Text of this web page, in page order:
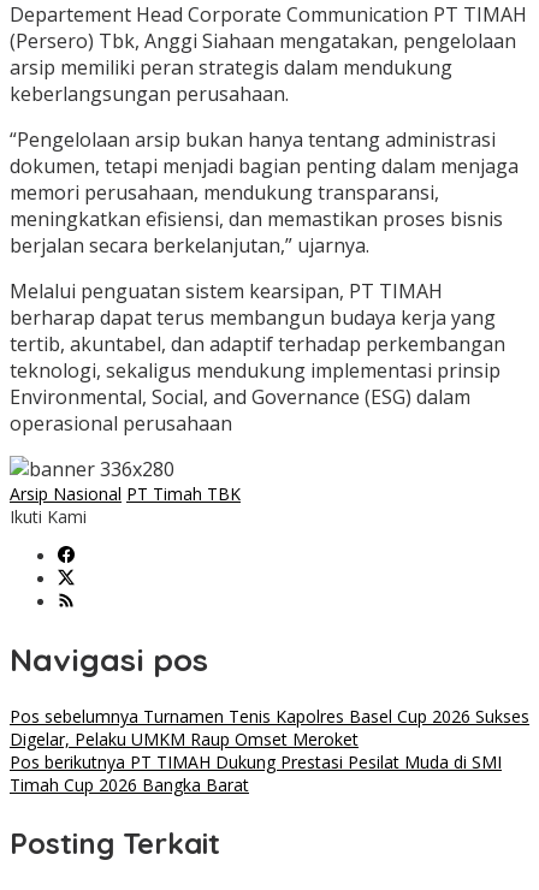
Departement Head Corporate Communication PT TIMAH
(Persero) Tbk, Anggi Siahaan mengatakan, pengelolaan
arsip memiliki peran strategis dalam mendukung
keberlangsungan perusahaan.
“Pengelolaan arsip bukan hanya tentang administrasi
dokumen, tetapi menjadi bagian penting dalam menjaga
memori perusahaan, mendukung transparansi,
meningkatkan efisiensi, dan memastikan proses bisnis
berjalan secara berkelanjutan,” ujarnya.
Melalui penguatan sistem kearsipan, PT TIMAH
berharap dapat terus membangun budaya kerja yang
tertib, akuntabel, dan adaptif terhadap perkembangan
teknologi, sekaligus mendukung implementasi prinsip
Environmental, Social, and Governance (ESG) dalam
operasional perusahaan
Arsip Nasional PT Timah TBK
Ikuti Kami
Navigasi pos
Pos sebelumnya Turnamen Tenis Kapolres Basel Cup 2026 Sukses
Digelar, Pelaku UMKM Raup Omset Meroket
Pos berikutnya PT TIMAH Dukung Prestasi Pesilat Muda di SMI
Timah Cup 2026 Bangka Barat
Posting Terkait